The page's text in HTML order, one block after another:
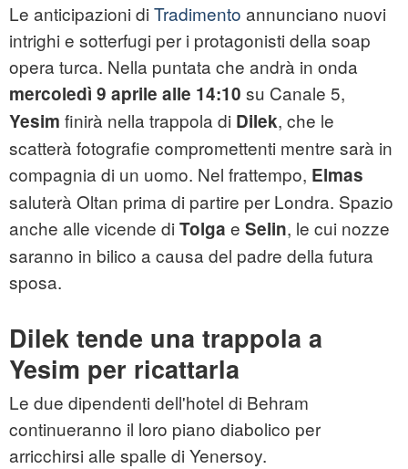
Le anticipazioni di Tradimento annunciano nuovi
intrighi e sotterfugi per i protagonisti della soap
opera turca. Nella puntata che andrà in onda
mercoledì 9 aprile alle 14:10 su Canale 5,
Yesim finirà nella trappola di Dilek, che le
scatterà fotografie compromettenti mentre sarà in
compagnia di un uomo. Nel frattempo, Elmas
saluterà Oltan prima di partire per Londra. Spazio
anche alle vicende di Tolga e Selin, le cui nozze
saranno in bilico a causa del padre della futura
sposa.
Dilek tende una trappola a
Yesim per ricattarla
Le due dipendenti dell'hotel di Behram
continueranno il loro piano diabolico per
arricchirsi alle spalle di Yenersoy.